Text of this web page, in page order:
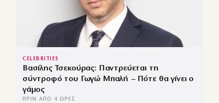
CELEBRITIES
Βασίλης Τσεκούρας: Παντρεύεται τη
σύντροφό του Γωγώ Μπαλή – Πότε θα γίνει ο
γάμος
ΠΡΙΝ ΑΠΌ 4 ΏΡΕΣ